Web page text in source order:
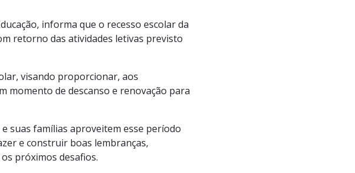
informa que o recesso escolar da
retorno das atividades letivas previsto
visando proporcionar, aos
momento de descanso e renovação para
suas famílias aproveitem esse período
e construir boas lembranças,
próximos desafios.